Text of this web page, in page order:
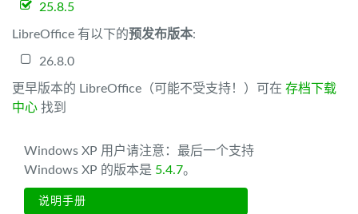
25.8.5
LibreOffice 有以下的预发布版本:
26.8.0
更早版本的 LibreOffice（可能不受支持！）可在 存档下载
中心 找到
Windows XP 用户请注意：最后一个支持
Windows XP 的版本是 5.4.7。
说明手册